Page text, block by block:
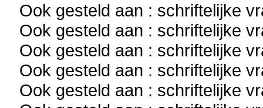
Ook gesteld aan : schriftelijke
Ook gesteld aan : schriftelijke
Ook gesteld aan : schriftelijke
Ook gesteld aan : schriftelijke
Ook gesteld aan : schriftelijke